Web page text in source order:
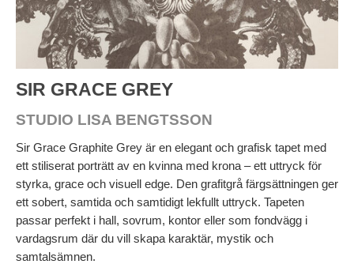
SIR GRACE GREY
STUDIO LISA BENGTSSON
Sir Grace Graphite Grey är en elegant och grafisk tapet med
ett stiliserat porträtt av en kvinna med krona – ett uttryck för
styrka, grace och visuell edge. Den grafitgrå färgsättningen ger
ett sobert, samtida och samtidigt lekfullt uttryck. Tapeten
passar perfekt i hall, sovrum, kontor eller som fondvägg i
vardagsrum där du vill skapa karaktär, mystik och
samtalsämnen.